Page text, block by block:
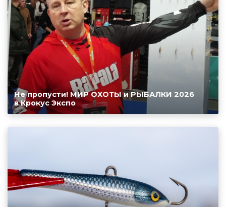
Не пропусти! МИР ОХОТЫ и РЫБАЛКИ 2026
в Крокус Экспо